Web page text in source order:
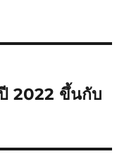
2022 ขึ้นกับ